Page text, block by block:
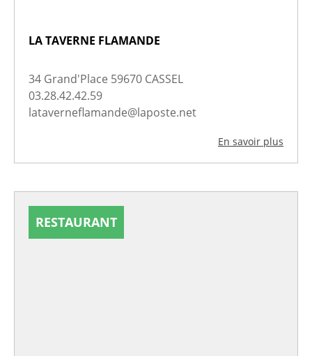
LA TAVERNE FLAMANDE
34 Grand'Place 59670 CASSEL
03.28.42.42.59
lataverneflamande@laposte.net
En savoir plus
RESTAURANT